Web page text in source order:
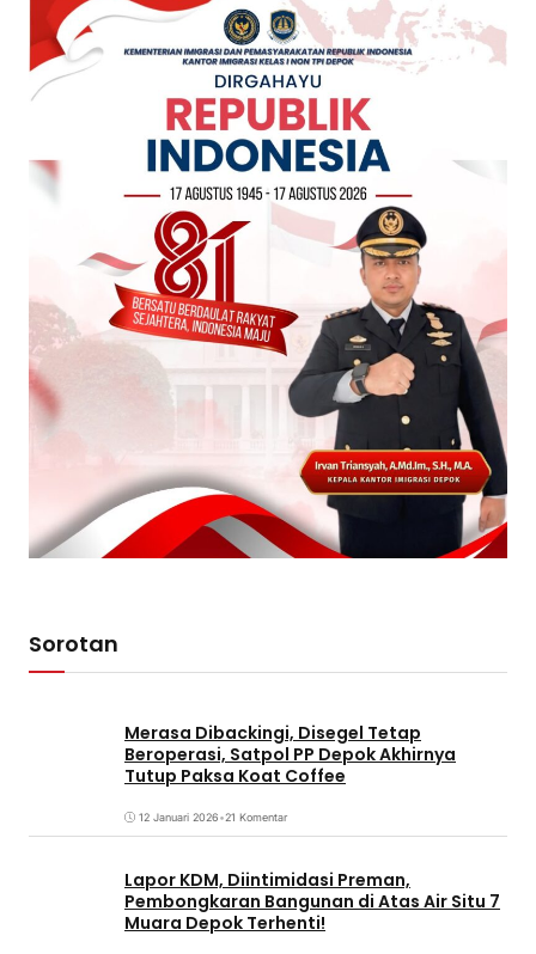
Sorotan
Merasa Dibackingi, Disegel Tetap
Beroperasi, Satpol PP Depok Akhirnya
Tutup Paksa Koat Coffee
12 Januari 2026•21 Komentar
Lapor KDM, Diintimidasi Preman,
Pembongkaran Bangunan di Atas Air Situ 7
Muara Depok Terhenti!